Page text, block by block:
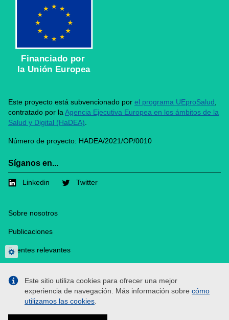
Financiado por
la Unión Europea
Este proyecto está subvencionado por el programa UEproSalud,
contratado por laAgencia Ejecutiva Europea en los ámbitos de la
Salud y Digital (HaDEA).
Número de proyecto: HADEA/2021/OP/0010
Síganos en...
Linkedin Twitter
Footer
Sobre nosotros
Publicaciones
Fuentes relevantes
Contacto
Cookies
Privacy settings
Este sitio utiliza cookies para ofrecer una mejor
experiencia de navegación. Más información sobre cómo
utilizamos las cookies